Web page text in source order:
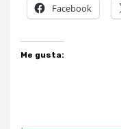
Facebook
Me gusta: